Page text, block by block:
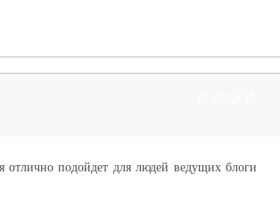
отлично подойдет для людей ведущих блоги